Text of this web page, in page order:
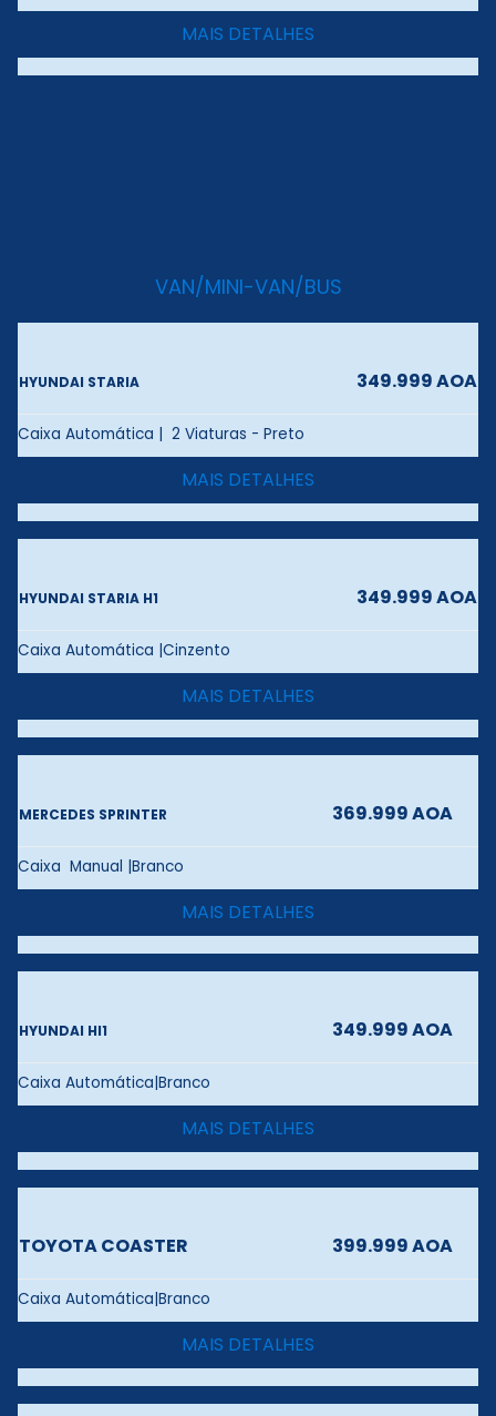
MAIS DETALHES
VAN/MINI-VAN/BUS
HYUNDAI STARIA 349.999 AOA
Caixa Automática | 2 Viaturas - Preto
MAIS DETALHES
HYUNDAI STARIA H1 349.999 AOA
Caixa Automática |Cinzento
MAIS DETALHES
MERCEDES SPRINTER 369.999 AOA
Caixa Manual |Branco
MAIS DETALHES
HYUNDAI HI1 349.999 AOA
Caixa Automática|Branco
MAIS DETALHES
TOYOTA COASTER 399.999 AOA
Caixa Automática|Branco
MAIS DETALHES